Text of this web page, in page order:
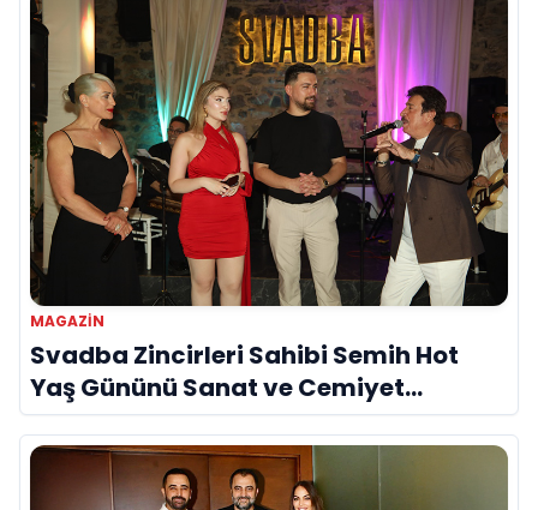
MAGAZIN
Svadba Zincirleri Sahibi Semih Hot
Yaş Gününü Sanat ve Cemiyet
Dünyasının Ünlü İsimleriyle Kutladı!